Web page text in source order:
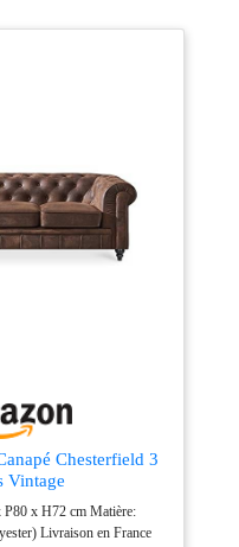
Chesterfield 3
Vintage
x H72 cm Matière:
Livraison en France